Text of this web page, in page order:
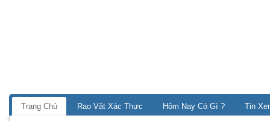
Trang Chủ Rao Vặt Xác Thực Hôm Nay Có Gì ? Tin